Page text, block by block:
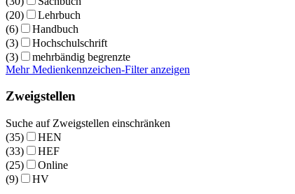
(20)
Lehrbuch
(6)
Handbuch
(3)
Hochschulschrift
(3)
mehrbändig begrenzte
Mehr Medienkennzeichen-Filter anzeigen
Zweigstellen
Suche auf Zweigstellen einschränken
(35)
HEN
(33)
HEF
(25)
Online
(9)
HV